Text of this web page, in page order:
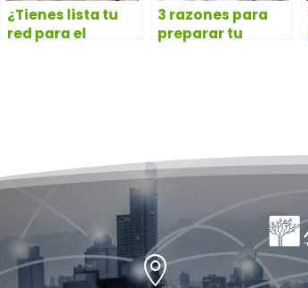
¿Tienes lista tu
red para el
3 razones para
preparar tu
